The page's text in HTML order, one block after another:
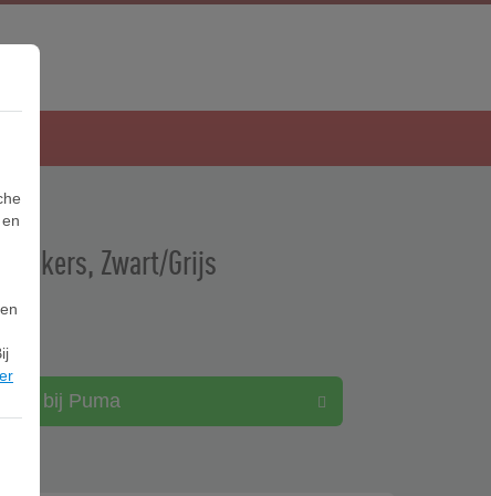
Zwart/Grijs
bij Puma